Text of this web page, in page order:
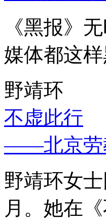
《黑报》
媒体都这
野靖环
不虚此行
——北京劳
野靖环女
月。她在